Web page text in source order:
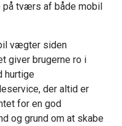
tværs af både mobil
vægter siden
giver brugerne ro i
hurtige
der altid er
for en god
og grund om at skabe